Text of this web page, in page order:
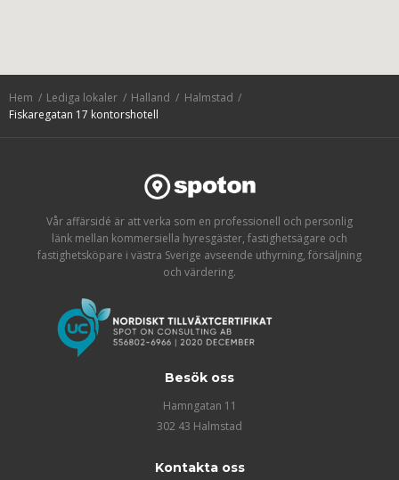
Hem Lediga lokaler Halland
Halmstad
Fiskaregatan 17 kontorshotell
Vår affärsidé är att verka som en professionell och personlig
länk mellan kommersiella hyresgäster, fastighetsägare och
fastighetsköpare i västra Sverige avseende uthyrning, försäljning
och värdering.
Besök oss
Hamngatan 11
302 43 Halmstad
Kontakta oss